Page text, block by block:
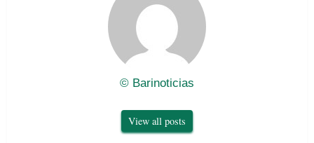
© Barinoticias
View all posts